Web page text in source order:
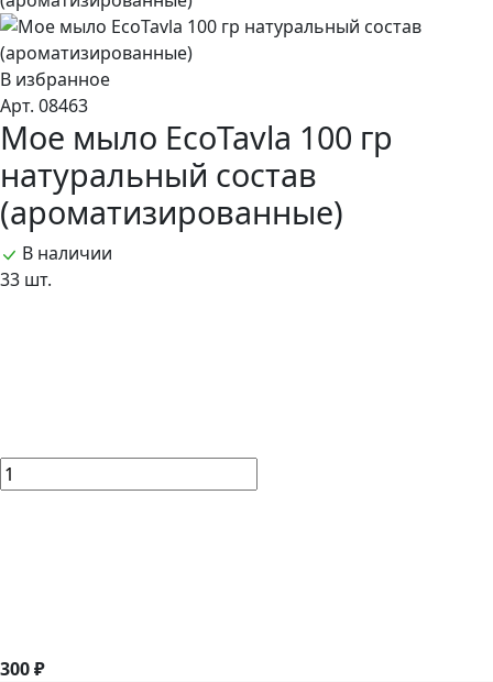
В избранное
Арт. 08463
Мое мыло EcoTavla 100 гр
натуральный состав
(ароматизированные)
В наличии
33 шт.
300 ₽